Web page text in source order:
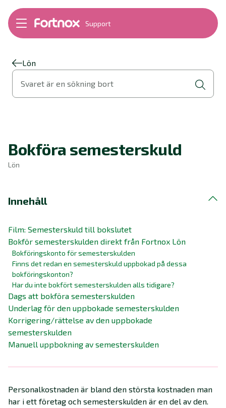
Support
Bokföring
Fakturering
Byt till Fortnox
Felsökning
Support Play
Lön
Svaret är en sökning bort
Bokföra semesterskuld
Lön
Innehåll
Film: Semesterskuld till bokslutet
Bokför semesterskulden direkt från Fortnox Lön
Bokföringskonto för semesterskulden
Finns det redan en semesterskuld uppbokad på dessa
bokföringskonton?
Har du inte bokfört semesterskulden alls tidigare?
Dags att bokföra semesterskulden
Underlag för den uppbokade semesterskulden
Korrigering/rättelse av den uppbokade
semesterskulden
Manuell uppbokning av semesterskulden
Personalkostnaden är bland den största kostnaden man
har i ett företag och semesterskulden är en del av den.